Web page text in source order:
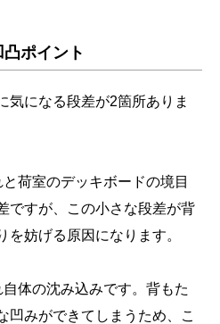
ポイント
気になる段差が2箇所ありま
荷室のデッキボードの境目
ですが、この小さな段差が背
妨げる原因になります。
体の沈み込みです。背もた
凹みができてしまうため、こ